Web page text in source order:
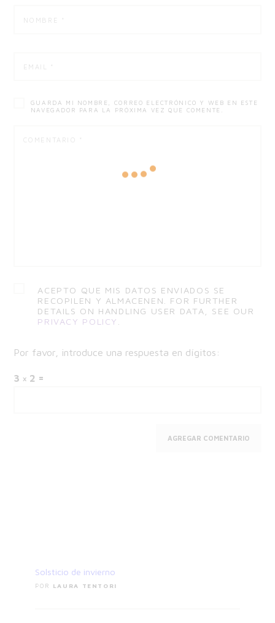
GUARDA MI NOMBRE, CORREO ELECTRÓNICO Y WEB EN ESTE
NAVEGADOR PARA LA PRÓXIMA VEZ QUE COMENTE.
ACEPTO QUE MIS DATOS ENVIADOS SE
RECOPILEN Y ALMACENEN. FOR FURTHER
DETAILS ON HANDLING USER DATA, SEE OUR
PRIVACY POLICY
Por favor, introduce una respuesta en dígitos:
3 × 2 =
Solsticio de invierno
POR LAURA TENTORI